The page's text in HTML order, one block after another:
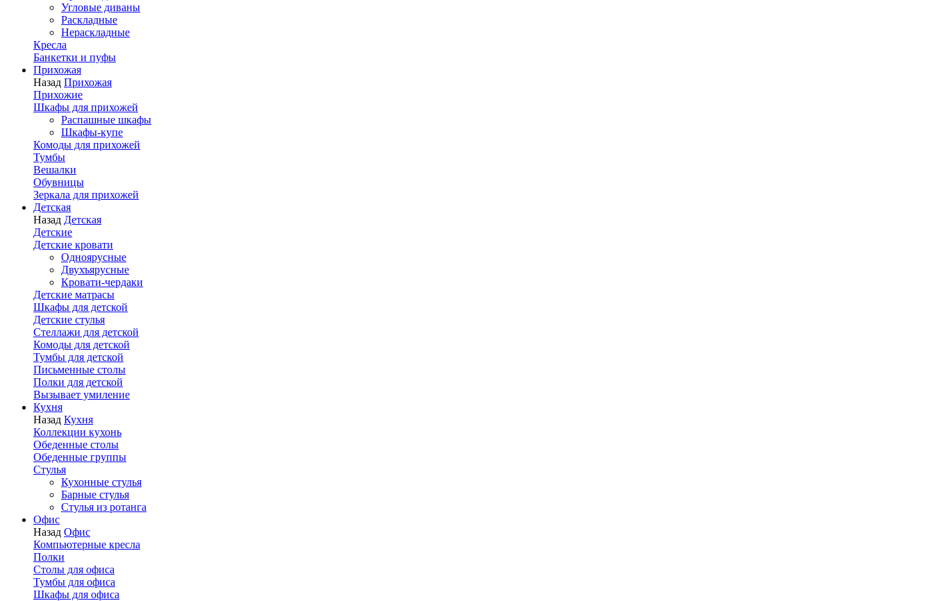
Угловые диваны
Раскладные
Нераскладные
Кресла
Банкетки и пуфы
Прихожая
Назад Прихожая
Прихожие
Шкафы для прихожей
Распашные шкафы
Шкафы-купе
Комоды для прихожей
Тумбы
Вешалки
Обувницы
Зеркала для прихожей
Детская
Назад Детская
Детские
Детские кровати
Одноярусные
Двухъярусные
Кровати-чердаки
Детские матрасы
Шкафы для детской
Детские стулья
Стеллажи для детской
Комоды для детской
Тумбы для детской
Письменные столы
Полки для детской
Вызывает умиление
Кухня
Назад Кухня
Коллекции кухонь
Обеденные столы
Обеденные группы
Стулья
Кухонные стулья
Барные стулья
Стулья из ротанга
Офис
Назад Офис
Компьютерные кресла
Полки
Столы для офиса
Тумбы для офиса
Шкафы для офиса